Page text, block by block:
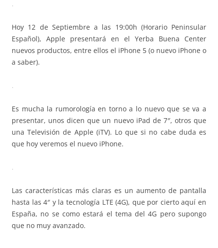
.
Hoy 12 de Septiembre a las 19:00h (Horario Peninsular
Español), Apple presentará en el Yerba Buena Center
nuevos productos, entre ellos el iPhone 5 (o nuevo iPhone o
a saber).
.
Es mucha la rumorología en torno a lo nuevo que se va a
presentar, unos dicen que un nuevo iPad de 7″, otros que
una Televisión de Apple (iTV). Lo que si no cabe duda es
que hoy veremos el nuevo iPhone.
.
Las características más claras es un aumento de pantalla
hasta las 4″ y la tecnología LTE (4G), que por cierto aquí en
España, no se como estará el tema del 4G pero supongo
que no muy avanzado.